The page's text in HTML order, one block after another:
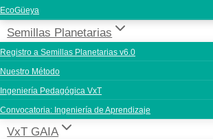
EcoGüeya
Semillas Planetarias
Registro a Semillas Planetarias v6.0
Nuestro Método
Ingeniería Pedagógica VxT
Convocatoria: Ingeniería de Aprendizaje
VxT GAIA